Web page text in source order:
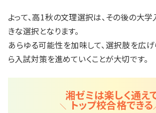
よって、高1秋の文理選択は、その後の大
きな選択となります。
あらゆる可能性を加味して、選択肢を広
ら入試対策を進めていくことが大切です。
湘ゼミは楽しく通え
トップ校合格できる